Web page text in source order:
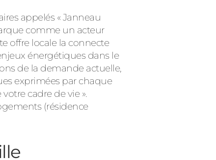
appelés « Janneau
comme un acteur
offre locale la connecte
énergétiques dans le
de la demande actuelle,
exprimées par chaque
cadre de vie ».
(résidence